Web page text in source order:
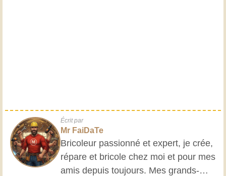
Écrit par
Mr FaiDaTe
Bricoleur passionné et expert, je crée,
répare et bricole chez moi et pour mes
amis depuis toujours. Mes grands-